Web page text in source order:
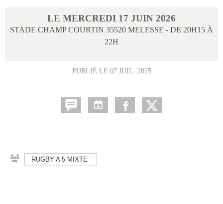
LE MERCREDI 17 JUIN 2026
STADE CHAMP COURTIN 35520 MELESSE - DE 20H15 À
22H
PUBLIÉ LE 07 JUIL. 2025
RUGBY A 5 MIXTE